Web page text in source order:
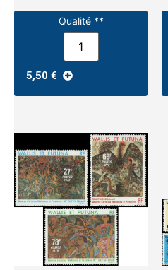
Qualité **
5,50 €